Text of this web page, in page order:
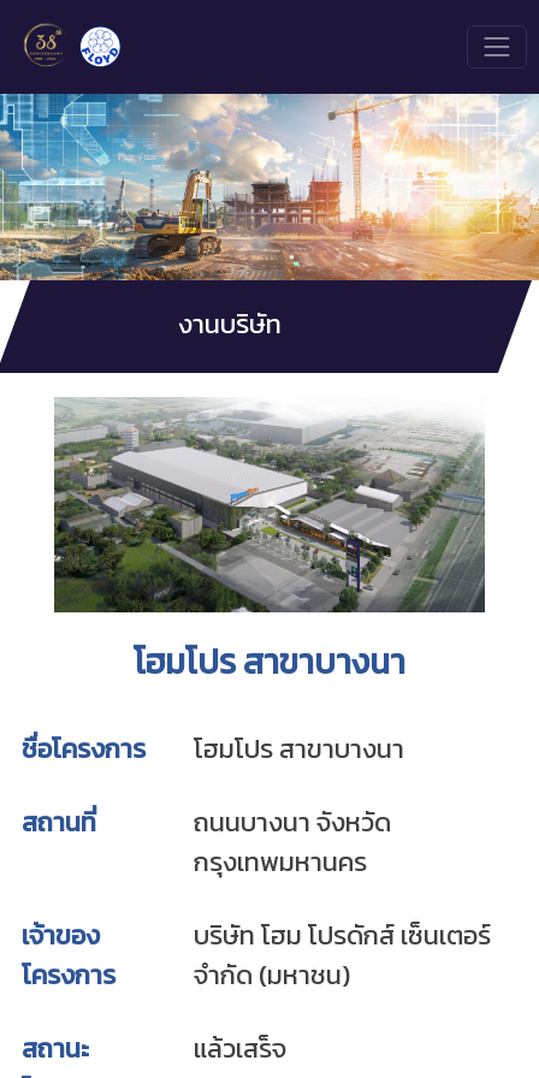
งานบริษัท
โฮมโปร สาขาบางนา
ชื่อโครงการ
โฮมโปร สาขาบางนา
สถานที่
ถนนบางนา จังหวัด
กรุงเทพมหานคร
เจ้าของ
โครงการ
บริษัท โฮม โปรดักส์ เซ็นเตอร์
จำกัด (มหาชน)
สถานะ
แล้วเสร็จ